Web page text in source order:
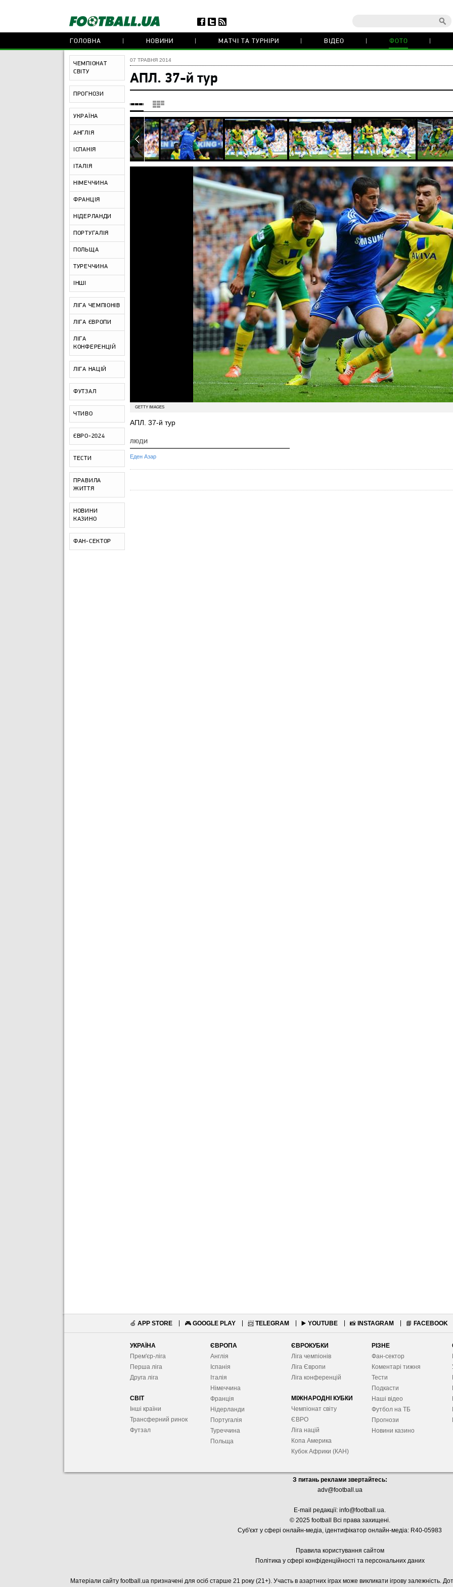
ГОЛОВНА НОВИНИ МАТЧІ ТА ТУРНІРИ ВІДЕО ФОТО
ЧЕМПІОНАТ
СВІТУ
ПРОГНОЗИ
УКРАЇНА
АНГЛІЯ
ІСПАНІЯ
ІТАЛІЯ
НІМЕЧЧИНА
ФРАНЦІЯ
НІДЕРЛАНДИ
ПОРТУГАЛІЯ
ПОЛЬЩА
ТУРЕЧЧИНА
ІНШІ
ЛІГА ЧЕМПІОНІВ
ЛІГА ЄВРОПИ
ЛІГА
КОНФЕРЕНЦІЙ
ЛІГА НАЦІЙ
ФУТЗАЛ
ЧТИВО
ЄВРО-2024
ТЕСТИ
ПРАВИЛА
ЖИТТЯ
НОВИНИ
КАЗИНО
ФАН-СЕКТОР
07 ТРАВНЯ 2014
АПЛ. 37-й тур
GETTY IMAGES
АПЛ. 37-й тур
ЛЮДИ
Еден Азар
🍏 APP STORE 🎮 GOOGLE PLAY 📨 TELEGRAM ▶️ YOUTUBE 📸 INSTAGRAM 📘 FACEBOOK
УКРАЇНА
Прем'єр-ліга
Перша ліга
Друга ліга
СВІТ
Інші країни
Трансферний ринок
Футзал
ЄВРОПА
Англія
Іспанія
Італія
Німеччина
Франція
Нідерланди
Португалія
Туреччина
Польща
ЄВРОКУБКИ
Ліга чемпіонів
Ліга Європи
Ліга конференцій
МІЖНАРОДНІ КУБКИ
Чемпіонат світу
ЄВРО
Ліга націй
Копа Америка
Кубок Африки (КАН)
РІЗНЕ
Фан-сектор
Коментарі тижня
Тести
Подкасти
Наші відео
Футбол на ТБ
Прогнози
Новини казино
З питань реклами звертайтесь:
adv@football.ua
E-mail редакції: info@football.ua.
© 2025 football Всі права захищені.
Суб'єкт у сфері онлайн-медіа, ідентифікатор онлайн-медіа: R40-05983
Правила користування сайтом
Політика у сфері конфіденційності та персональних даних
Матеріали сайту football.ua призначені для осіб старше 21 року (21+). Участь в азартних іграх може викликати ігрову залежність.